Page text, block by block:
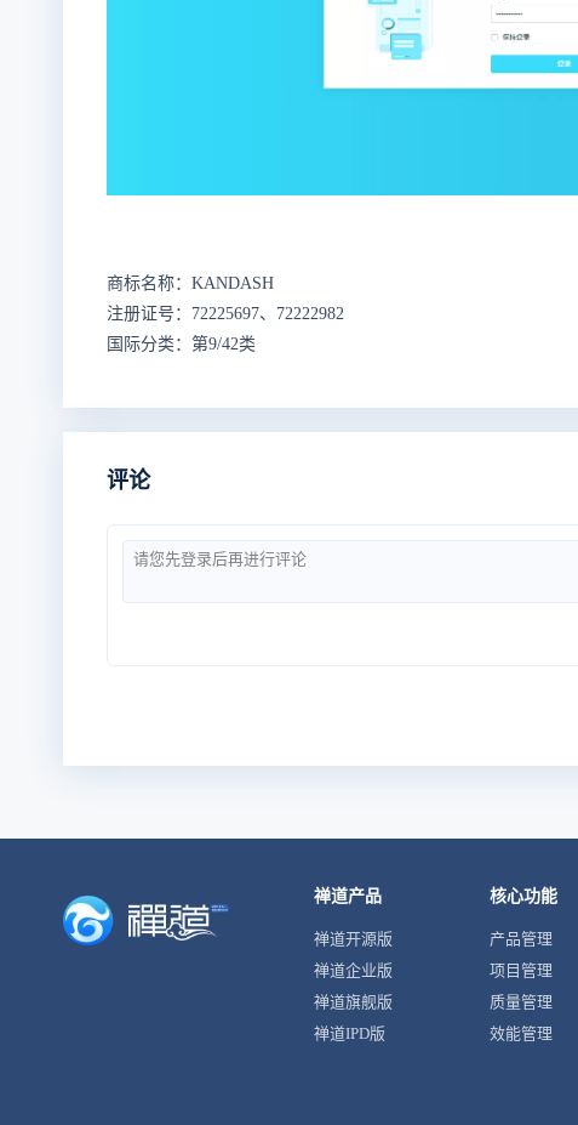
商标名称：KANDASH
注册证号：72225697、72222982
国际分类：第9/42类
评论
禅道产品
禅道开源版
禅道企业版
禅道旗舰版
禅道IPD版
核心功能
产品管理
项目管理
质量管理
效能管理